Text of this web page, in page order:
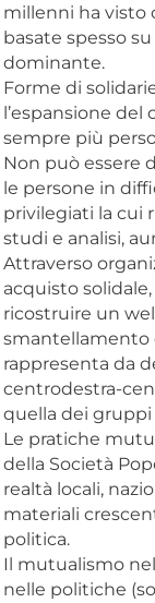
millenni ha visto
basate spesso
dominante.
Forme di
l’espansione
sempre più
Non può essere
le persone in
privilegiati la cui
studi e analisi,
Attraverso
acquisto
ricostruire un
smantellamento
rappresenta da
centrodestra-
quella dei gruppi
Le pratiche
della Società
realtà locali,
materiali
politica.
Il mutualismo
nelle politiche